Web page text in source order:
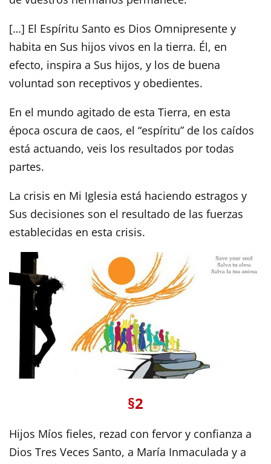
[…] El Espíritu Santo es Dios Omnipresente y
habita en Sus hijos vivos en la tierra. Él, en
efecto, inspira a Sus hijos, y los de buena
voluntad son receptivos y obedientes.
En el mundo agitado de esta Tierra, en esta
época oscura de caos, el “espíritu” de los caídos
está actuando, veis los resultados por todas
partes.
La crisis en Mi Iglesia está haciendo estragos y
Sus decisiones son el resultado de las fuerzas
establecidas en esta crisis.
§2
Hijos Míos fieles, rezad con fervor y confianza a
Dios Tres Veces Santo, a María Inmaculada y a